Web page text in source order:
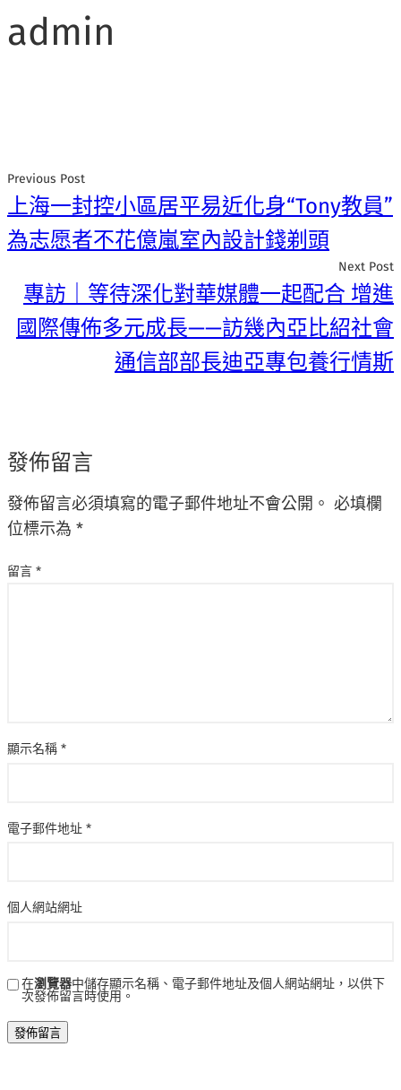
admin
Previous Post
上海一封控小區居平易近化身“Tony教員”
為志愿者不花億嵐室內設計錢剃頭
Next Post
專訪｜等待深化對華媒體一起配合 增進
國際傳佈多元成長——訪幾內亞比紹社會
通信部部長迪亞專包養行情斯
發佈留言
發佈留言必須填寫的電子郵件地址不會公開。 必填欄
位標示為 *
留言 *
顯示名稱 *
電子郵件地址 *
個人網站網址
在瀏覽器中儲存顯示名稱、電子郵件地址及個人網站網址，以供下
次發佈留言時使用。